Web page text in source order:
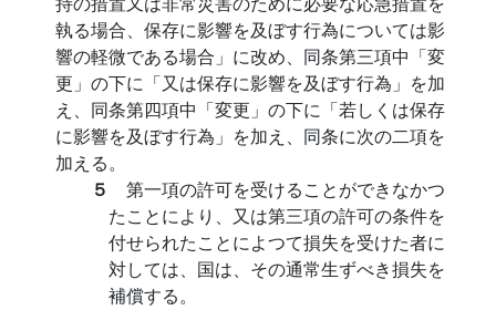
執る場合、保存に影響を及ぼす行為については影
響の軽微である場合」に改め、同条第三項中「変
更」の下に「又は保存に影響を及ぼす行為」を加
え、同条第四項中「変更」の下に「若しくは保存
に影響を及ぼす行為」を加え、同条に次の二項を
加える。
５ 第一項の許可を受けることができなかつ
たことにより、又は第三項の許可の条件を
付せられたことによつて損失を受けた者に
対しては、国は、その通常生ずべき損失を
補償する。